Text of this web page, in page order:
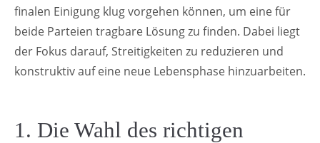
finalen Einigung klug vorgehen können, um eine für
beide Parteien tragbare Lösung zu finden. Dabei liegt
der Fokus darauf, Streitigkeiten zu reduzieren und
konstruktiv auf eine neue Lebensphase hinzuarbeiten.
1. Die Wahl des richtigen